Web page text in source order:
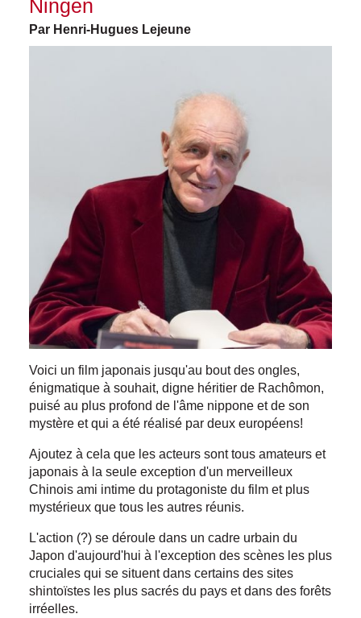
Ningen
Par Henri-Hugues Lejeune
Voici un film japonais jusqu'au bout des ongles,
énigmatique à souhait, digne héritier de Rachômon,
puisé au plus profond de l'âme nippone et de son
mystère et qui a été réalisé par deux européens!
Ajoutez à cela que les acteurs sont tous amateurs et
japonais à la seule exception d'un merveilleux
Chinois ami intime du protagoniste du film et plus
mystérieux que tous les autres réunis.
L'action (?) se déroule dans un cadre urbain du
Japon d'aujourd'hui à l'exception des scènes les plus
cruciales qui se situent dans certains des sites
shintoïstes les plus sacrés du pays et dans des forêts
irréelles.